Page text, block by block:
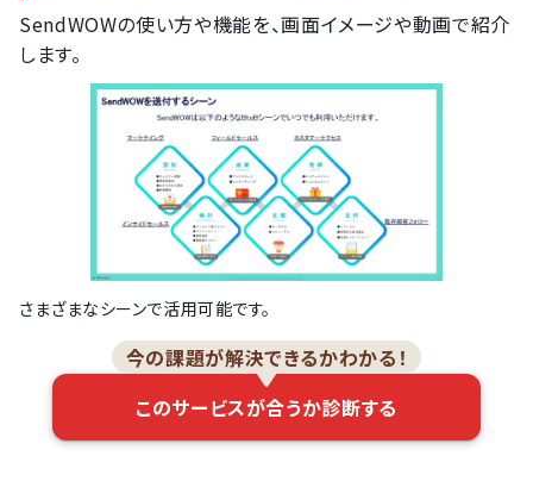
SendWOWの使い方や機能を、画面イメージや動画で紹介
します。
さまざまなシーンで活用可能です。
今の課題が解決できるかわかる！
このサービスが合うか診断する